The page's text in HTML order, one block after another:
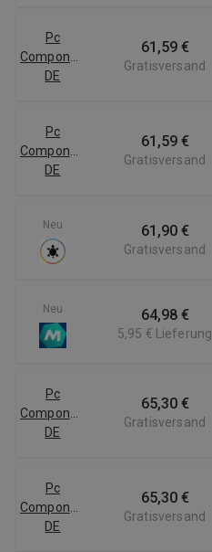
Pc
Componentes
DE
61,59 €
Gratisversand
Pc
Componentes
DE
61,59 €
Gratisversand
Neu 61,90 €
Gratisversand
Neu 64,98 €
5,95 € Lieferung
Pc
Componentes
DE
65,30 €
Gratisversand
Pc
Componentes
DE
65,30 €
Gratisversand